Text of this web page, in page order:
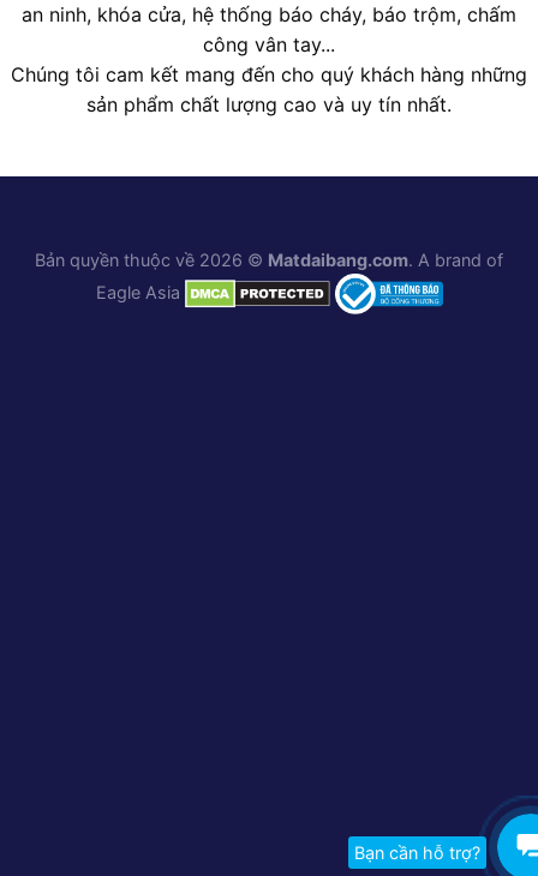
an ninh, khóa cửa, hệ thống báo cháy, báo trộm, chấm
công vân tay...
Chúng tôi cam kết mang đến cho quý khách hàng những
sản phẩm chất lượng cao và uy tín nhất.
Bạn cần hỗ trợ?
Bản quyền thuộc về 2026 © Matdaibang.com. A brand of
Eagle Asia